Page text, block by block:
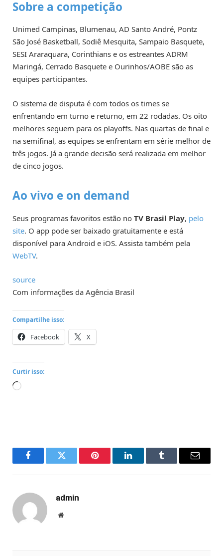
Sobre a competição
Unimed Campinas, Blumenau, AD Santo André, Pontz
São José Basketball, Sodiê Mesquita, Sampaio Basquete,
SESI Araraquara, Corinthians e os estreantes ADRM
Maringá, Cerrado Basquete e Ourinhos/AOBE são as
equipes participantes.
O sistema de disputa é com todos os times se
enfrentando em turno e returno, em 22 rodadas. Os oito
melhores seguem para os playoffs. Nas quartas de final e
na semifinal, as equipes se enfrentam em série melhor de
três jogos. Já a grande decisão será realizada em melhor
de cinco jogos.
Ao vivo e on demand
Seus programas favoritos estão no TV Brasil Play, pelo
site. O app pode ser baixado gratuitamente e está
disponível para Android e iOS. Assista também pela
WebTV.
source
Com informações da Agência Brasil
Compartilhe isso:
Facebook X
Curtir isso:
Carregando...
FacebookTwitter Pinterest LinkedInTumblr Email
admin
Website